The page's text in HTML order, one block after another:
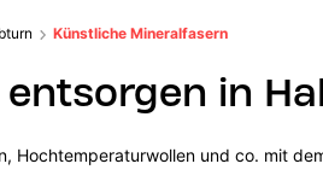
Künstliche Mineralfasern
in
Hochtemperaturwollen und co. mit